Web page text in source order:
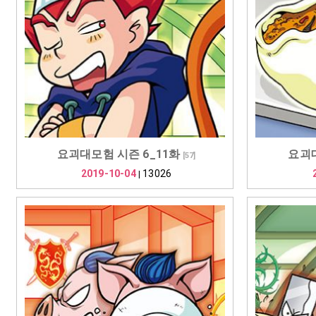
요괴대모험 시즌 6_11화[57]
2019-10-04| 13026
요괴